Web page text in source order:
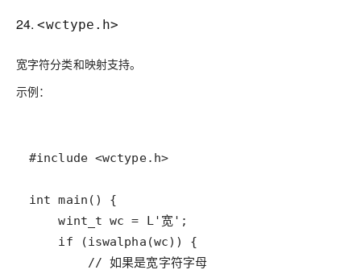
24.<wctype.h>
宽字符分类和映射支持。
示例：
#include <wctype.h>
        // 如果是宽字符字母